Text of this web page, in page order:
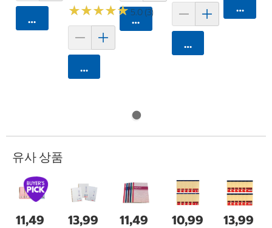
카트에 담기
★★★★★
★★★★★5.0 (3)
카트에 담기
카트에 담기
카트에 담기
카트에
유사 상품
11,49
13,99
11,49
10,99
13,99